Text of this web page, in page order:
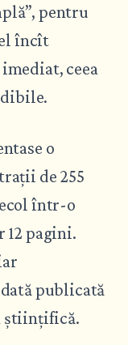
pentru
încît
ceea
o
de 255
într-o
12 pagini.
publicată
științifică.